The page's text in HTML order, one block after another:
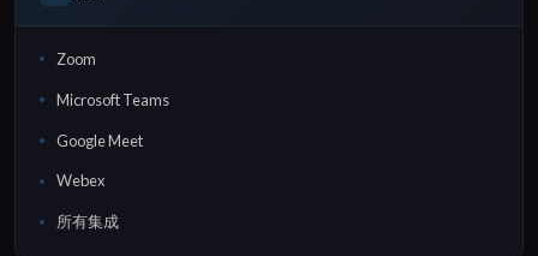
Zoom
Microsoft Teams
Google Meet
Webex
所有集成